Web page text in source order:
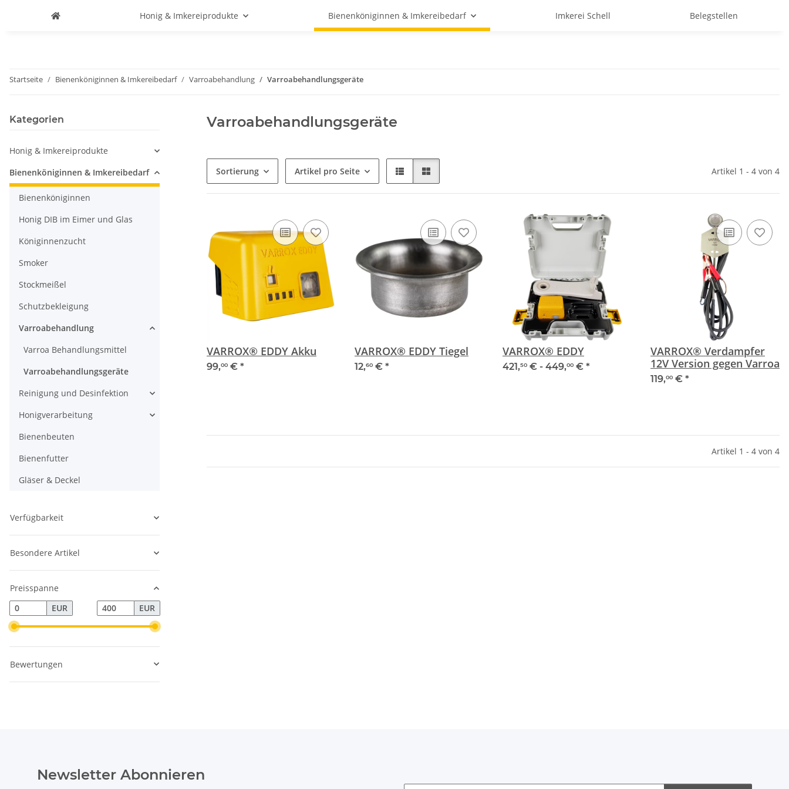
Honig & Imkereiprodukte Bienenköniginnen & Imkereibedarf Imkerei Schell Belegstellen
Startseite Bienenköniginnen & Imkereibedarf Varroabehandlung Varroabehandlungsgeräte
Varroabehandlungsgeräte
Sortierung Artikel pro Seite Artikel 1 - 4 von 4
VARROX® EDDY Akku
99,00 € *
VARROX® EDDY Tiegel
12,60 € *
VARROX® EDDY
421,50 € - 449,00 € *
VARROX® Verdampfer
12V Version gegen Varroa
119,00 € *
Artikel 1 - 4 von 4
Kategorien
Honig & Imkereiprodukte
Bienenköniginnen & Imkereibedarf
Bienenköniginnen
Honig DIB im Eimer und Glas
Königinnenzucht
Smoker
Stockmeißel
Schutzbekleigung
Varroabehandlung
Varroa Behandlungsmittel
Varroabehandlungsgeräte
Reinigung und Desinfektion
Honigverarbeitung
Bienenbeuten
Bienenfutter
Gläser & Deckel
Verfügbarkeit
Besondere Artikel
Preisspanne
EUR
EUR
Bewertungen
Newsletter Abonnieren